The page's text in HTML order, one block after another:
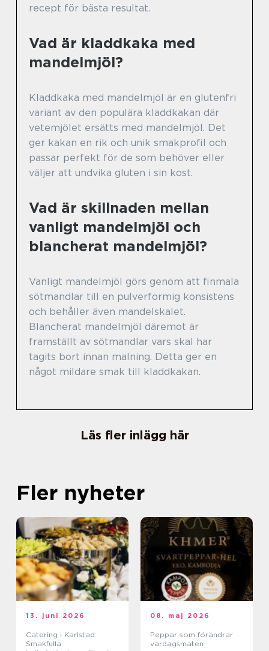
recept för bästa resultat.
Vad är kladdkaka med
mandelmjöl?
Kladdkaka med mandelmjöl är en glutenfri
variant av den populära kladdkakan där
vetemjölet ersätts med mandelmjöl. Det
ger kakan en rik och unik smakprofil och
passar perfekt för de som behöver eller
väljer att undvika gluten i sin kost.
Vad är skillnaden mellan
vanligt mandelmjöl och
blancherat mandelmjöl?
Vanligt mandelmjöl görs genom att finmala
sötmandlar till en pulverformig konsistens
och behåller även mandelskalet.
Blancherat mandelmjöl däremot är
framställt av sötmandlar vars skal har
tagits bort innan malning. Detta ger en
något mildare smak till kladdkakan.
Läs fler inlägg här
Fler nyheter
13. juni 2026
Catering i Karlstad:
Smakfulla
08. maj 2026
Peppar som förändrar
vardagsmaten